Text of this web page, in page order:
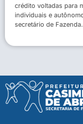
crédito voltadas para
individuais e
secretário de Fazenda.